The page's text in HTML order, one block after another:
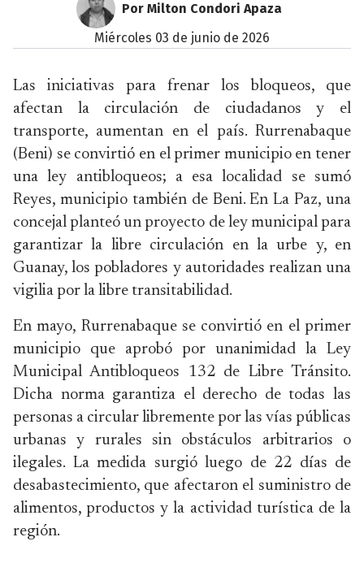
Por Milton Condori Apaza
miércoles 03 de junio de 2026
Las iniciativas para frenar los bloqueos, que
afectan la circulación de ciudadanos y el
transporte, aumentan en el país. Rurrenabaque
(Beni) se convirtió en el primer municipio en tener
una ley antibloqueos; a esa localidad se sumó
Reyes, municipio también de Beni. En La Paz, una
concejal planteó un proyecto de ley municipal para
garantizar la libre circulación en la urbe y, en
Guanay, los pobladores y autoridades realizan una
vigilia por la libre transitabilidad.
En mayo, Rurrenabaque se convirtió en el primer
municipio que aprobó por unanimidad la Ley
Municipal Antibloqueos 132 de Libre Tránsito.
Dicha norma garantiza el derecho de todas las
personas a circular libremente por las vías públicas
urbanas y rurales sin obstáculos arbitrarios o
ilegales. La medida surgió luego de 22 días de
desabastecimiento, que afectaron el suministro de
alimentos, productos y la actividad turística de la
región.